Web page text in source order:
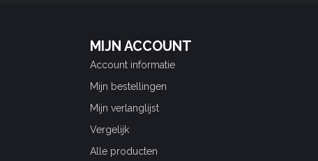
MIJN ACCOUNT
Account informatie
Mijn bestellingen
Mijn verlanglijst
Vergelijk
Alle producten